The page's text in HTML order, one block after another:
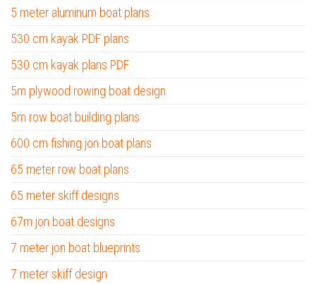
5 meter aluminum boat plans
530 cm kayak PDF plans
530 cm kayak plans PDF
5m plywood rowing boat design
5m row boat building plans
600 cm fishing jon boat plans
65 meter row boat plans
65 meter skiff designs
67m jon boat designs
7 meter jon boat blueprints
7 meter skiff design